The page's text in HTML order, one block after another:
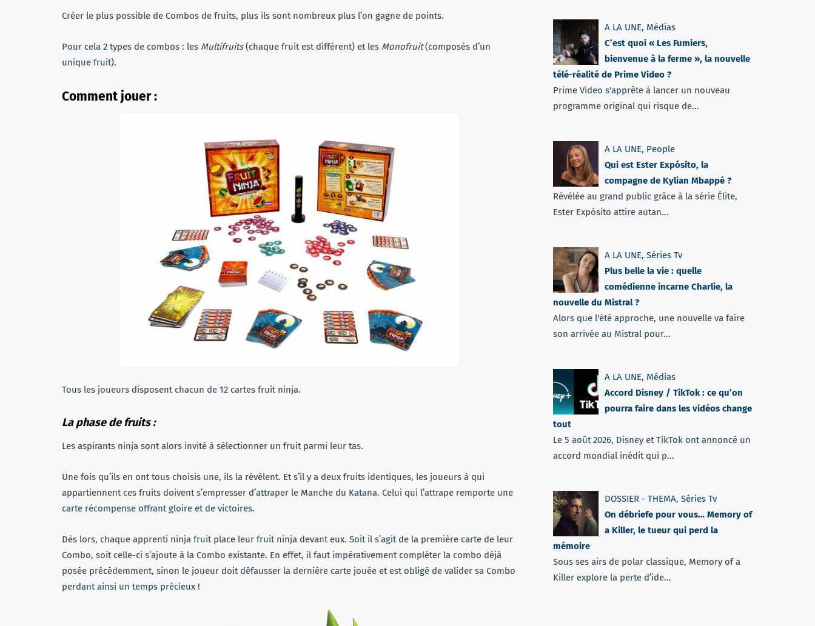
Créer le plus possible de Combos de fruits, plus ils sont nombreux plus l’on gagne de points.
Pour cela 2 types de combos : les Multifruits(chaque fruit est différent) et les Monofruit(composés d’un
unique fruit).
Comment jouer :
Tous les joueurs disposent chacun de 12 cartes fruit ninja.
La phase de fruits :
Les aspirants ninja sont alors invité à sélectionner un fruit parmi leur tas.
Une fois qu’ils en ont tous choisis une, ils la révèlent. Et s’il y a deux fruits identiques, les joueurs à qui
appartiennent ces fruits doivent s’empresser d’attraper le Manche du Katana. Celui qui l’attrape remporte une
carte récompense offrant gloire et de victoires.
Dès lors, chaque apprenti ninja fruit place leur fruit ninja devant eux. Soit il s’agit de la première carte de leur
Combo, soit celle-ci s’ajoute à la Combo existante. En effet, il faut impérativement compléter la combo déjà
posée précédemment, sinon le joueur doit défausser la dernière carte jouée et est obligé de valider sa Combo
perdant ainsi un temps précieux !
A LA UNE, Médias
C’est quoi « Les Fumiers,
bienvenue à la ferme », la nouvelle
télé-réalité de Prime Video ?
Prime Video s'apprête à lancer un nouveau
programme original qui risque de...
A LA UNE, People
Qui est Ester Expósito, la
compagne de Kylian Mbappé ?
Révélée au grand public grâce à la série Élite,
Ester Expósito attire autan...
A LA UNE, Séries Tv
Plus belle la vie : quelle
comédienne incarne Charlie, la
nouvelle du Mistral ?
Alors que l'été approche, une nouvelle va faire
son arrivée au Mistral pour...
A LA UNE, Médias
Accord Disney / TikTok : ce qu’on
pourra faire dans les vidéos change
tout
Le 5 août 2026, Disney et TikTok ont annoncé un
accord mondial inédit qui p...
DOSSIER - THEMA, Séries Tv
On débriefe pour vous… Memory of
a Killer, le tueur qui perd la
mémoire
Sous ses airs de polar classique, Memory of a
Killer explore la perte d’ide...